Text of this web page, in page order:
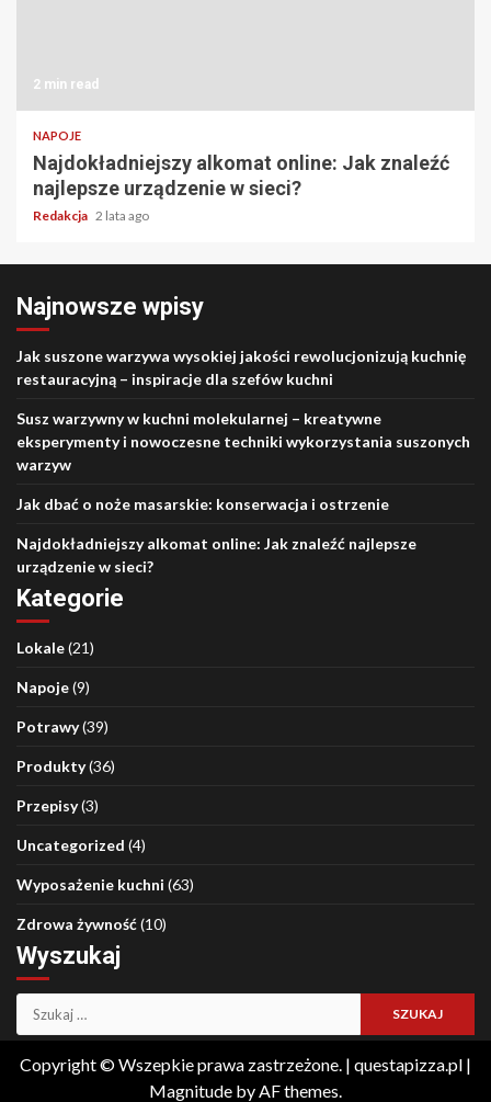
2 min read
NAPOJE
Najdokładniejszy alkomat online: Jak znaleźć
najlepsze urządzenie w sieci?
Redakcja 2 lata ago
Najnowsze wpisy
Jak suszone warzywa wysokiej jakości rewolucjonizują kuchnię
restauracyjną – inspiracje dla szefów kuchni
Susz warzywny w kuchni molekularnej – kreatywne
eksperymenty i nowoczesne techniki wykorzystania suszonych
warzyw
Jak dbać o noże masarskie: konserwacja i ostrzenie
Najdokładniejszy alkomat online: Jak znaleźć najlepsze
urządzenie w sieci?
Kategorie
Lokale(21)
Napoje(9)
Potrawy(39)
Produkty(36)
Przepisy(3)
Uncategorized (4)
Wyposażenie kuchni (63)
Zdrowa żywność(10)
Wyszukaj
Szukaj:
Copyright © Wszepkie prawa zastrzeżone. | questapizza.pl |
Magnitude by AF themes.